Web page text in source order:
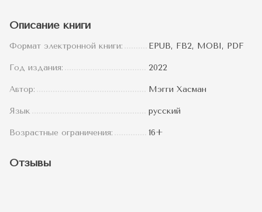
Описание книги
Формат электронной книги: EPUB, FB2, MOBI, PDF
Год издания: 2022
Автор: Мэгги Хасман
Язык русский
Возрастные ограничения: 16+
Отзывы